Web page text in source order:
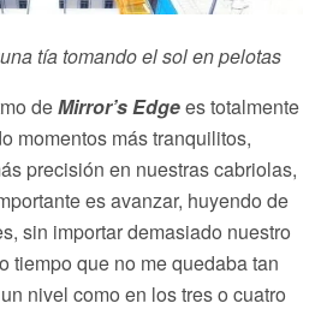
tía tomando el sol en pelotas
deMirror’s Edgees totalmente
momentos más tranquilitos,
precisión en nuestras cabriolas,
es avanzar, huyendo de
sin importar demasiado nuestro
tiempo que no me quedaba tan
nivel como en los tres o cuatro